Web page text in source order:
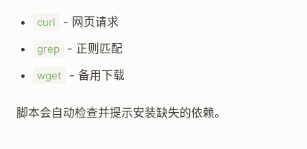
curl - 网页请求
grep - 正则匹配
wget - 备用下载
脚本会自动检查并提示安装缺失的依赖。